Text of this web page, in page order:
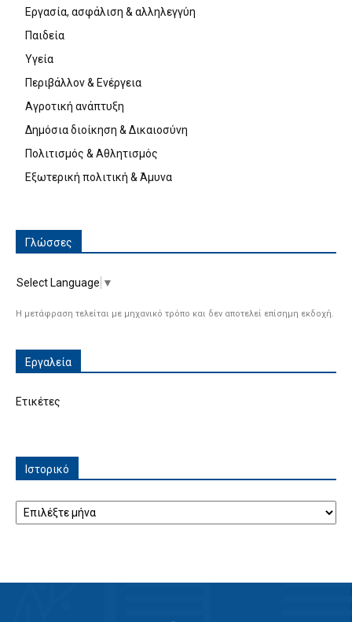
Εργασία, ασφάλιση & αλληλεγγύη
Παιδεία
Υγεία
Περιβάλλον & Ενέργεια
Αγροτική ανάπτυξη
Δημόσια διοίκηση & Δικαιοσύνη
Πολιτισμός & Αθλητισμός
Εξωτερική πολιτική & Άμυνα
Γλώσσες
Select Language ▼
Η μετάφραση τελείται με μηχανικό τρόπο και δεν αποτελεί επίσημη εκδοχή.
Εργαλεία
Ετικέτες
Ιστορικό